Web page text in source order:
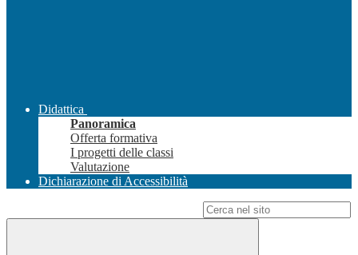
Didattica
Panoramica
Offerta formativa
I progetti delle classi
Valutazione
Dichiarazione di Accessibilità